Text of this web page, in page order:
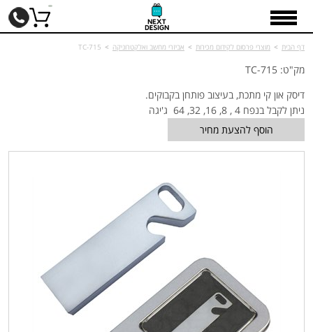
דף הבית > מוצרי פרסום לקידום מכירות > אביזרי מחשב ואלקטרוניקה >
TC-715
מק"ט: TC-715
דיסק און קי מתכת, בעיצוב פותחן בקבוקים.
ניתן לקבל בנפח 4 , 8, 16, 32, 64 ג'יגה
הוסף להצעת מחיר